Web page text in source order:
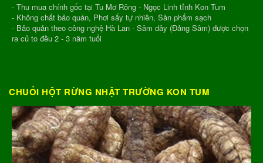
- Thu mua chính gốc tại Tu Mơ Rông - Ngọc Linh tỉnh Kon Tum
- Không chất bảo quản, Phơi sấy tự nhiên, Sản phẩm sạch
- Bảo quản theo công nghệ Hà Lan - Sâm dây (Đảng Sâm) được chọn
ra củ to đều 2 - 3 năm tuổi
CHUỐI HỘT RỪNG NHẬT TRƯỜNG KON TUM